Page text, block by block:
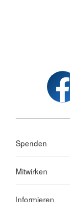
Spenden
Mitwirken
Informieren